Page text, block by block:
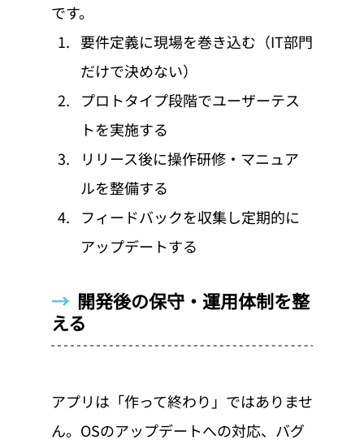
です。
要件定義に現場を巻き込む（IT部門
だけで決めない）
プロトタイプ段階でユーザーテス
トを実施する
リリース後に操作研修・マニュア
ルを整備する
フィードバックを収集し定期的に
アップデートする
→ 開発後の保守・運用体制を整
える
アプリは「作って終わり」ではありませ
ん。OSのアップデートへの対応、バグ